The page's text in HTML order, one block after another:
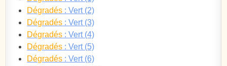
Dégradés : Vert (2)
Dégradés : Vert (3)
Dégradés : Vert (4)
Dégradés : Vert (5)
Dégradés : Vert (6)